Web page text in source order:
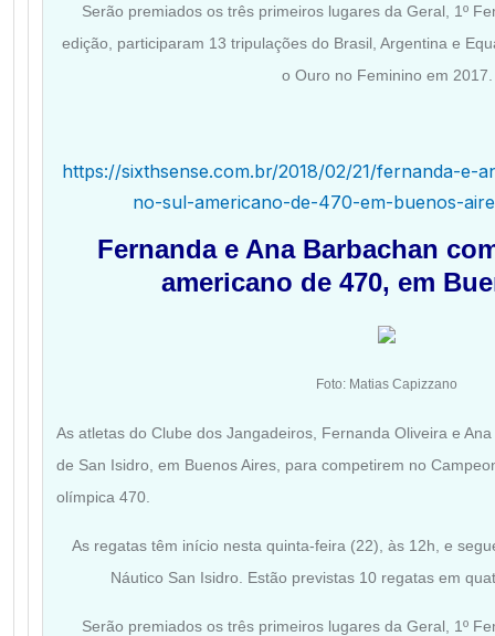
Serão premiados os três primeiros lugares da Geral, 1º
edição, participaram 13 tripulações do Brasil, Argentina e
o Ouro no Feminino em 2017.
https://sixthsense.com.br/2018/02/21/fernanda-e-
no-sul-americano-de-470-em-buenos-
Fernanda e Ana Barbachan
americano de 470, em
Foto: Matias Capizzano
As atletas do Clube dos Jangadeiros, Fernanda Oliveira e
de San Isidro, em Buenos Aires, para competirem no
olímpica 470.
As regatas têm início nesta quinta-feira (22), às 12h, e
Náutico San Isidro. Estão previstas 10 regatas em
Serão premiados os três primeiros lugares da Geral, 1º